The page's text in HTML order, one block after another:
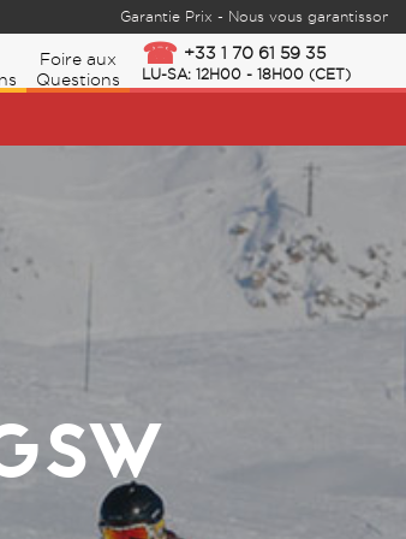
Garantie Prix - Nous vous garantissons le
Foire aux
Questions
+33 1 70 61 59 35
LU-SA: 12H00 - 18H00 (CET)